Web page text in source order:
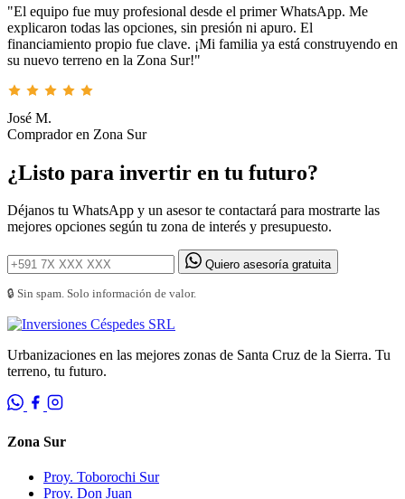
"El equipo fue muy profesional desde el primer WhatsApp. Me
explicaron todas las opciones, sin presión ni apuro. El
financiamiento propio fue clave. ¡Mi familia ya está construyendo en
su nuevo terreno en la Zona Sur!"
José M.
Comprador en Zona Sur
¿Listo para invertir en tu futuro?
Déjanos tu WhatsApp y un asesor te contactará para mostrarte las
mejores opciones según tu zona de interés y presupuesto.
Quiero asesoría gratuita
🔒 Sin spam. Solo información de valor.
Urbanizaciones en las mejores zonas de Santa Cruz de la Sierra. Tu
terreno, tu futuro.
Zona Sur
Proy. Toborochi Sur
Proy. Don Juan